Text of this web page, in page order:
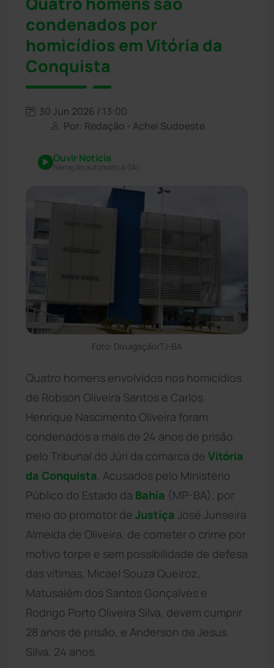
condenados por
homicídios em Vitória da
Conquista
30 Jun 2026 / 13:00
Por: Redação - Achei Sudoeste
Ouvir Notícia
Narração automática (IA)
Foto: Divulgação/TJ-BA
Quatro homens envolvidos nos homicídios
de Robson Oliveira Santos e Carlos
Henrique Nascimento Oliveira foram
condenados a mais de 24 anos de prisão
pelo Tribunal do Júri da comarca de Vitória
da Conquista . Acusados pelo Ministério
Público do Estado da Bahia (MP-BA), por
meio do promotor de Justiça José Junseira
Almeida de Oliveira, de cometer o crime por
motivo torpe e sem possibilidade de defesa
das vítimas, Micael Souza Queiroz,
Matusalém dos Santos Gonçalves e
Rodrigo Porto Oliveira Silva, devem cumprir
28 anos de prisão, e Anderson de Jesus
Silva, 24 anos.